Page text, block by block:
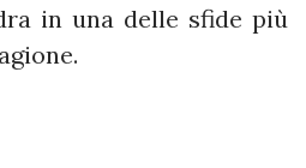
in una delle sfide più